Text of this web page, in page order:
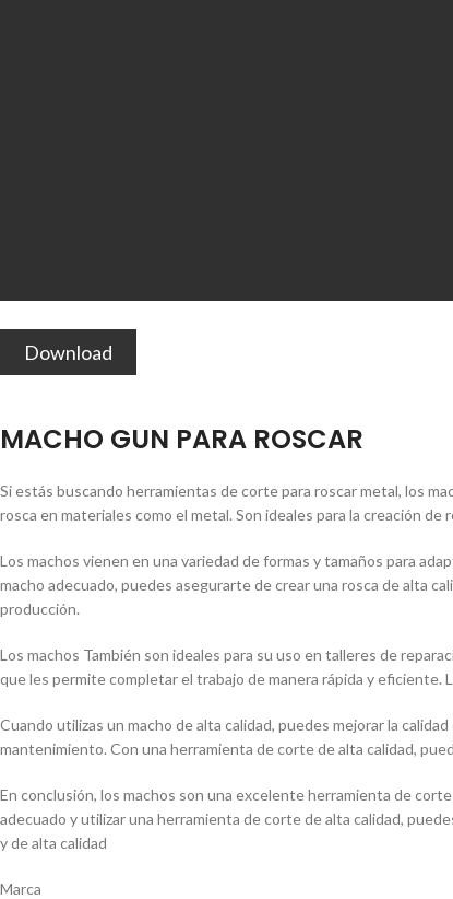
Download
MACHO GUN PARA ROSCAR
Si estás buscando herramientas de corte para roscar metal, los
rosca en materiales como el metal. Son ideales para la creación
Los machos vienen en una variedad de formas y tamaños para
macho adecuado, puedes asegurarte de crear una rosca de alta
producción.
Los machos También son ideales para su uso en talleres de
que les permite completar el trabajo de manera rápida y eficiente.
Cuando utilizas un macho de alta calidad, puedes mejorar la
mantenimiento. Con una herramienta de corte de alta calidad,
En conclusión, los machos son una excelente herramienta de
adecuado y utilizar una herramienta de corte de alta calidad,
y de alta calidad
Marca